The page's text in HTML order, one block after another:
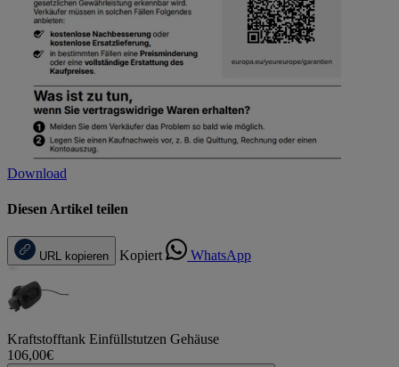
Download
Diesen Artikel teilen
URL kopieren Kopiert WhatsApp
Kraftstofftank Einfüllstutzen Gehäuse
106,00€